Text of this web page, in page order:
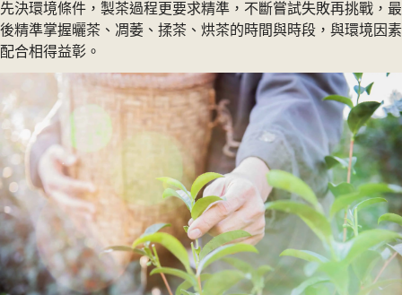
先決環境條件，製茶過程更要求精準，不斷嘗試失敗再挑戰，最
後精準掌握曬茶、凋萎、揉茶、烘茶的時間與時段，與環境因素
配合相得益彰。